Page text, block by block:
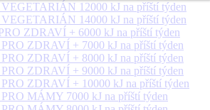
VEGETARIÁN 12000 kJ na příští týden
VEGETARIÁN 14000 kJ na příští týden
ZDRAVÍ + 6000 kJ na příští týden
ZDRAVÍ + 7000 kJ na příští týden
ZDRAVÍ + 8000 kJ na příští týden
ZDRAVÍ + 9000 kJ na příští týden
ZDRAVÍ + 10000 kJ na příští týden
MÁMY 7000 kJ na příští týden